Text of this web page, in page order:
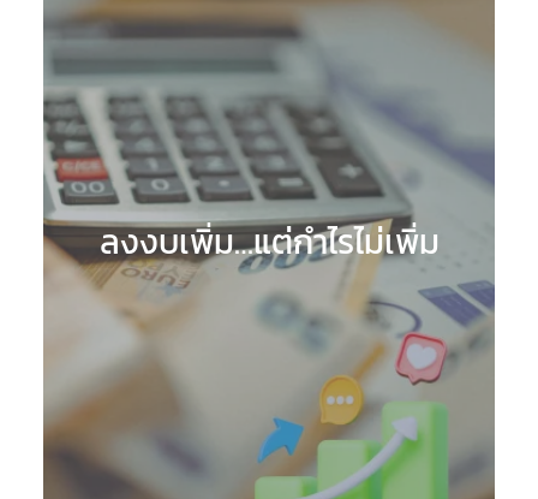
ลงงบเพิ่ม…แต่กำไรไม่เพิ่ม